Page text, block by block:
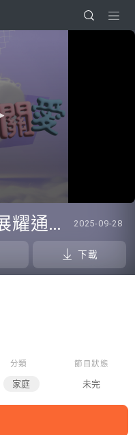
生活存關愛 -「樂齡展耀通」計劃Silver Connect 2025-09-28
下載
分類
家庭
節目狀態
未完